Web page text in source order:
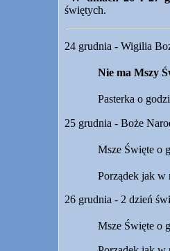
świętych.
24 grudnia - Wigilia
Nie ma Mszy
Pasterka o
25 grudnia - Boże
Msze Święte o
Porządek jak w
26 grudnia - 2 dzień
Msze Święte o